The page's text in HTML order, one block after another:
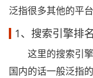
泛指很多其他的平
1、搜索引擎排
这里的搜索引擎
国内的话一般泛指